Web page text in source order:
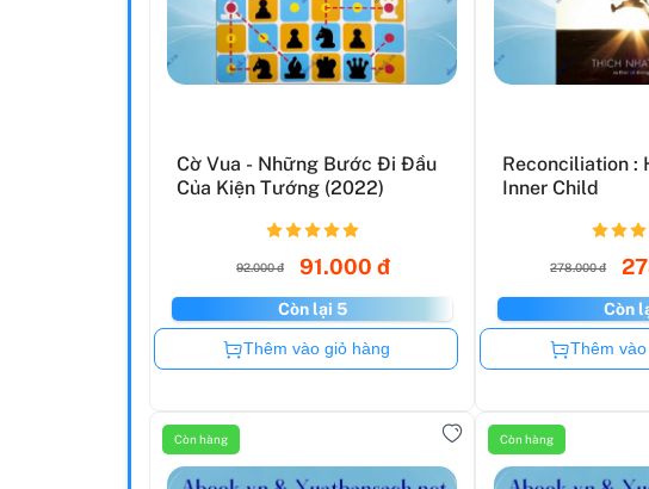
Cờ Vua - Những Bước Đi Đầu
Của Kiện Tướng (2022)
92.000 đ 91.000 đ
Còn lại 5
Còn hàng
Thêm vào giỏ hàng
Reconciliation :
Inner Child
278.000 đ
Còn
Còn
Thêm
Còn hàng Còn hàng